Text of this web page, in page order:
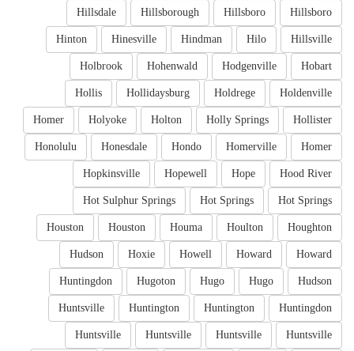
Hillsboro
Hillsboro
Hillsborough
Hillsdale
Hillsville
Hilo
Hindman
Hinesville
Hinton
Hobart
Hodgenville
Hohenwald
Holbrook
Holdenville
Holdrege
Hollidaysburg
Hollis
Hollister
Holly Springs
Holton
Holyoke
Homer
Homer
Homerville
Hondo
Honesdale
Honolulu
Hood River
Hope
Hopewell
Hopkinsville
Hot Springs
Hot Springs
Hot Sulphur Springs
Houghton
Houlton
Houma
Houston
Houston
Howard
Howard
Howell
Hoxie
Hudson
Hudson
Hugo
Hugo
Hugoton
Huntingdon
Huntingdon
Huntington
Huntington
Huntsville
Huntsville
Huntsville
Huntsville
Huntsville